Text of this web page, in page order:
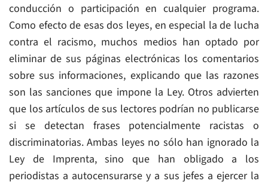
conducción o participación en cualquier programa.
Como efecto de esas dos leyes, en especial la de lucha
contra el racismo, muchos medios han optado por
eliminar de sus páginas electrónicas los comentarios
sobre sus informaciones, explicando que las razones
son las sanciones que impone la Ley. Otros advierten
que los artículos de sus lectores podrían no publicarse
si se detectan frases potencialmente racistas o
discriminatorias. Ambas leyes no sólo han ignorado la
Ley de Imprenta, sino que han obligado a los
periodistas a autocensurarse y a sus jefes a ejercer la